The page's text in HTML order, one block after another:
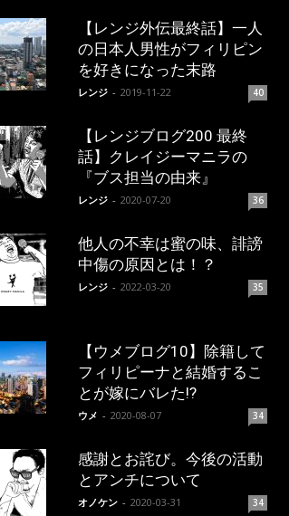
【レンジ外伝最終話】一人
の日本人男性がフィリピン
を好きになった末路
レンジ - 2019-11-22 40
【レンジブログ200 最終
話】クレイジーマニラの
『ブス担当の由来』
レンジ - 2020-07-20 36
他人の不幸は蜜の味、誹謗
中傷の原因とは！？
レンジ - 2022-03-20 35
【ウメブログ10】除籍して
フィリピーナと結婚するこ
とが嫁にバレた!?
ウメ - 2020-08-07 34
感謝とお詫び。今後の活動
とアンチについて
オノケン - 2020-03-31 34